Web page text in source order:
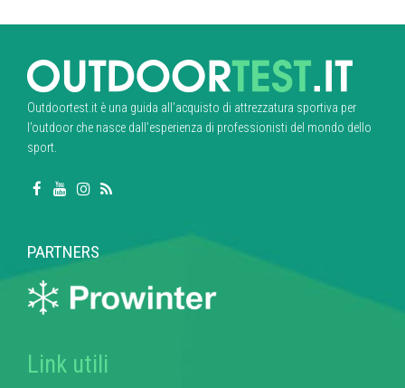
Outdoortest.it è una guida all’acquisto di attrezzatura sportiva per
l’outdoor che nasce dall’esperienza di professionisti del mondo dello
sport.
PARTNERS
Link utili